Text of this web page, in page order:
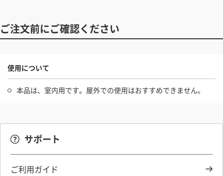
ご注文前にご確認ください
使用について
本品は、室内用です。屋外での使用はおすすめできません。
サポート
ご利用ガイド